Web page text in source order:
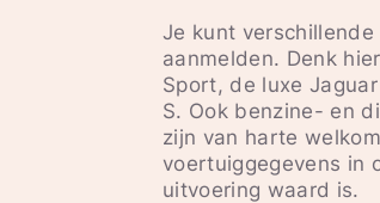
Je kunt
aanmelden. Denk
Sport, de luxe
S. Ook benzine- en
zijn van harte
voertuiggegevens in
uitvoering waard is.